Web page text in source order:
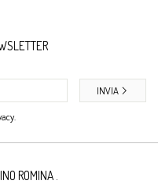
INVIA
ROMINA .